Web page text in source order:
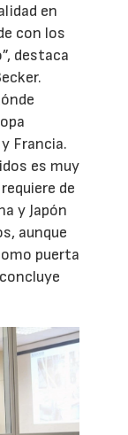
en
con los
destaca
Francia.
es muy
de
y Japón
aunque
puerta